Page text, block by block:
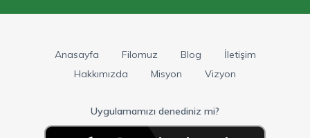
Anasayfa Filomuz Blog
İletişim
Hakkımızda
Misyon Vizyon
Uygulamamızı denediniz mi?